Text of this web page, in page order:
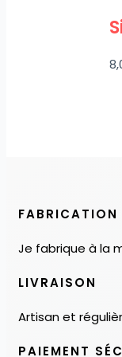
FABRICATION
Je fabrique à la
LIVRAISON
Artisan et
PAIEMENT